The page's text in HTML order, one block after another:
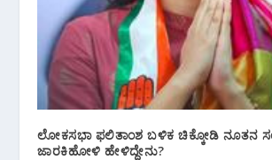
ಲೋಕಸಭಾ ಫಲಿತಾಂಶ ಬಳಿಕ ಚಿಕ್ಕೋಡಿ ನೂತನ
ಜಾರಕಿಹೋಳಿ ಹೇಳಿದ್ದೇನು?